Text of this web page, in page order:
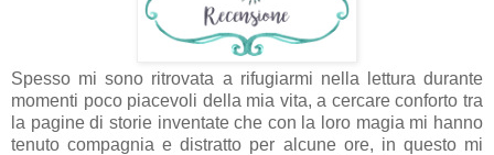
Spesso mi sono ritrovata a rifugiarmi nella lettura durante
momenti poco piacevoli della mia vita, a cercare conforto tra
la pagine di storie inventate che con la loro magia mi hanno
tenuto compagnia e distratto per alcune ore, in questo mi